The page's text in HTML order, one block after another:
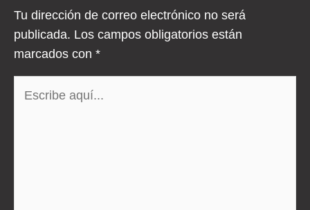
Tu dirección de correo electrónico no será
publicada. Los campos obligatorios están
marcados con *
aquí...